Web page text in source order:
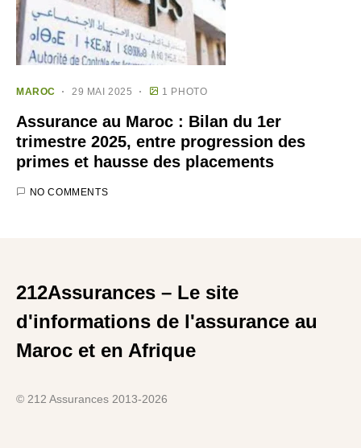
MAROC 29 MAI 2025 1 PHOTO
Assurance au Maroc : Bilan du 1er
trimestre 2025, entre progression des
primes et hausse des placements
NO COMMENTS
212Assurances – Le site
d'informations de l'assurance au
Maroc et en Afrique
© 212 Assurances 2013-2026